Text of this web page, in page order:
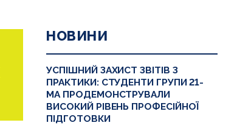
НОВИНИ
УСПІШНИЙ ЗАХИСТ ЗВІТІВ З
ПРАКТИКИ: СТУДЕНТИ ГРУПИ 21-
МА ПРОДЕМОНСТРУВАЛИ
ВИСОКИЙ РІВЕНЬ ПРОФЕСІЙНОЇ
ПІДГОТОВКИ